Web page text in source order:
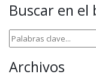
Buscar en el
Archivos